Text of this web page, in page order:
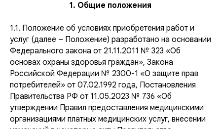
1. Общие положения
1.1. Положение об условиях приобретения работ и
услуг (далее – Положение) разработано на основании
Федерального закона от 21.11.2011 № 323 «Об
основах охраны здоровья граждан», Закона
Российской Федерации № 2300-1 «О защите прав
потребителей» от 07.02.1992 года, Постановления
Правительства РФ от 11.05.2023 № 736 «Об
утверждении Правил предоставления медицинскими
организациями платных медицинских услуг, внесении